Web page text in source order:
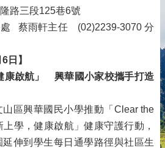
路三段125巷6號
處 蔡雨軒主任 (02)2239-3070 分
日】
康啟航」 興華國小家校攜手打造
山區興華國民小學推動「Clear the
上學，健康啟航」健康守護行動，
伸到學生每日通學路徑與社區生